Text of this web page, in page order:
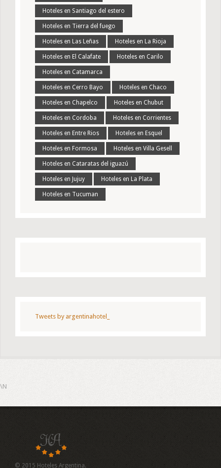
Hoteles en Santiago del estero
Hoteles en Tierra del fuego
Hoteles en Las Leñas Hoteles en La Rioja
Hoteles en El Calafate Hoteles en Carilo
Hoteles en Catamarca
Hoteles en Cerro Bayo Hoteles en Chaco
Hoteles en Chapelco Hoteles en Chubut
Hoteles en Cordoba Hoteles en Corrientes
Hoteles en Entre Rios Hoteles en Esquel
Hoteles en Formosa Hoteles en Villa Gesell
Hoteles en Cataratas del iguazú
Hoteles en Jujuy Hoteles en La Plata
Hoteles en Tucuman
Tweets by argentinahotel_
\N
© 2015 Hoteles Argentina.